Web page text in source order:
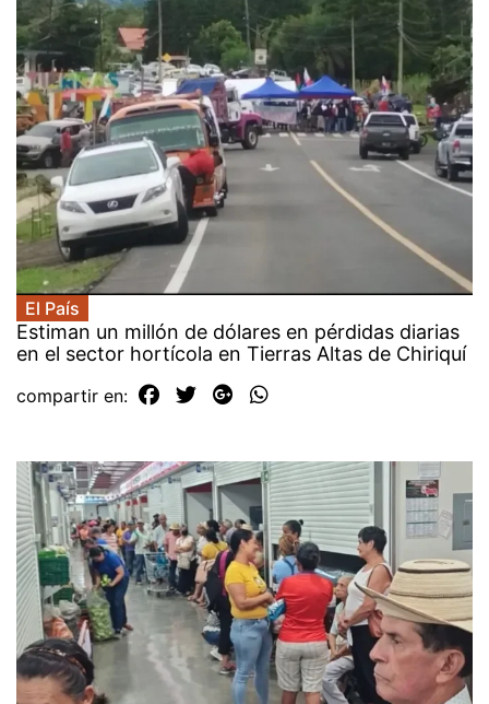
El País
Estiman un millón de dólares en pérdidas diarias
en el sector hortícola en Tierras Altas de Chiriquí
compartir en: